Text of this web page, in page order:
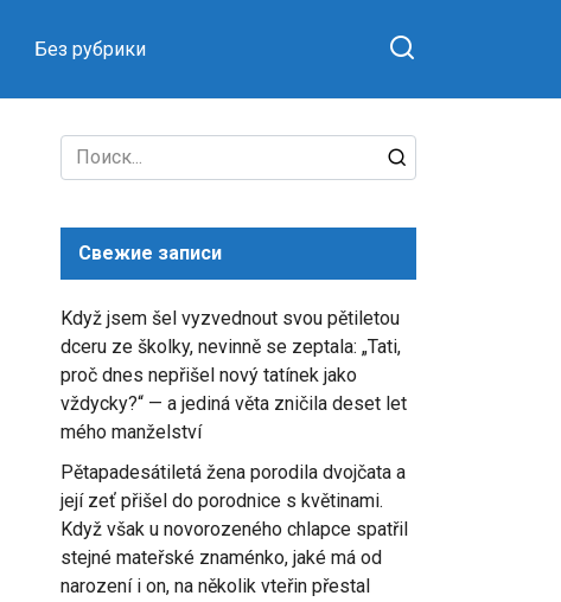
Без рубрики
Search
for:
Свежие записи
Když jsem šel vyzvednout svou pětiletou
dceru ze školky, nevinně se zeptala: „Tati,
proč dnes nepřišel nový tatínek jako
vždycky?“ — a jediná věta zničila deset let
mého manželství
Pětapadesátiletá žena porodila dvojčata a
její zeť přišel do porodnice s květinami.
Když však u novorozeného chlapce spatřil
stejné mateřské znaménko, jaké má od
narození i on, na několik vteřin přestal